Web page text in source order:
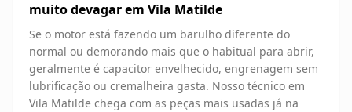
muito devagar em Vila Matilde
Se o motor está fazendo um barulho diferente do
normal ou demorando mais que o habitual para abrir,
geralmente é capacitor envelhecido, engrenagem sem
lubrificação ou cremalheira gasta. Nosso técnico em
Vila Matilde chega com as peças mais usadas já na